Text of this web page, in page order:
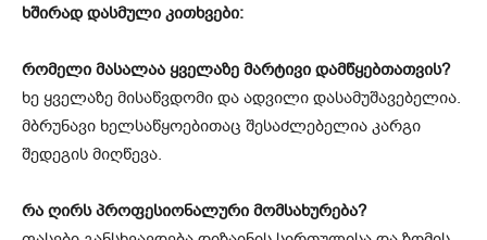
ხშირად დასმული კითხვები:
რომელი მასალაა ყველაზე მარტივი დამწყებთათვის?
ხე ყველაზე მისაწვდომი და ადვილი დასამუშავებელია.
მბრუნავი ხელსაწყოებითაც შესაძლებელია კარგი
შედეგის მიღწევა.
რა ღირს პროფესიონალური მომსახურება?